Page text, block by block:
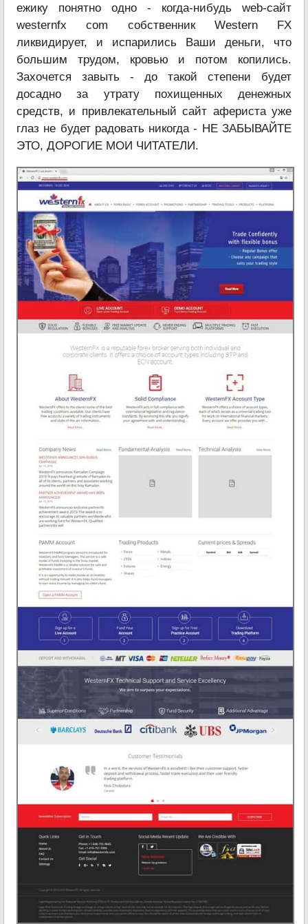
ежику понятно одно - когда-нибудь web-сайт
westernfx com собственник Western FX
ликвидирует, и испарились Ваши деньги, что
большим трудом, кровью и потом копились.
Захочется завыть - до такой степени будет
досадно за утрату похищенных денежных
средств, и привлекательный сайт афериста уже
глаз не будет радовать никогда - НЕ ЗАБЫВАЙТЕ
ЭТО, ДОРОГИЕ МОИ ЧИТАТЕЛИ.